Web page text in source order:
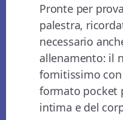
Pronte per
palestra,
necessario
allenamento: il
fornitissimo
formato pocket
intima e del